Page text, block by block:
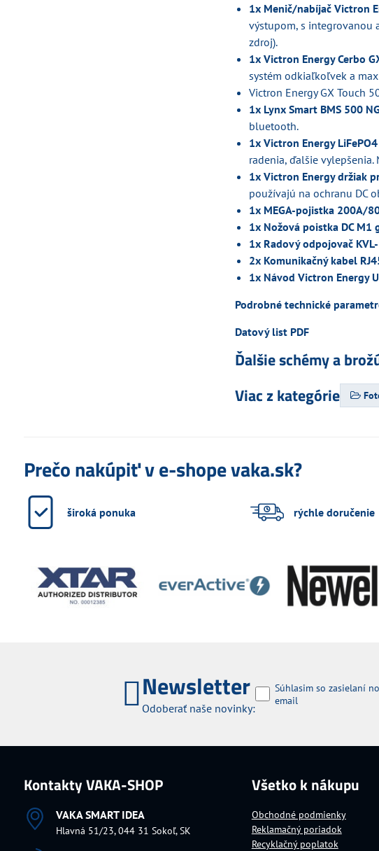
1x Menič/nabíjač Victron
výstupom, s integrovanou
zdroj).
1x Victron Energy Cerbo
systém odkiaľkoľvek a
Victron Energy GX Touch
1x Lynx Smart BMS 500
bluetooth.
1x Victron Energy
radenia, ďalšie
1x Victron Energy držiak
používajú na ochranu DC
1x MEGA-pojistka 200A/
1x Nožová poistka DC M1
1x Radový odpojovač
2x Komunikačný kabel
1x Návod Victron Energy
Podrobné technické
Datový list PDF
Ďalšie schémy a
Viac z kategórie
Prečo nakúpiť v e-shope vaka.sk?
široká ponuka rýchle doručenie
Newsletter
Odoberať naše novinky:
Súhlasim so zasielaní
email
Kontakty VAKA-SHOP
VAKA SMART IDEA
Hlavná 51/23, 044 31 Sokoľ, SK
Všetko k nákupu
Obchodné podmienky
Reklamačný poriadok
Recyklačný poplatok